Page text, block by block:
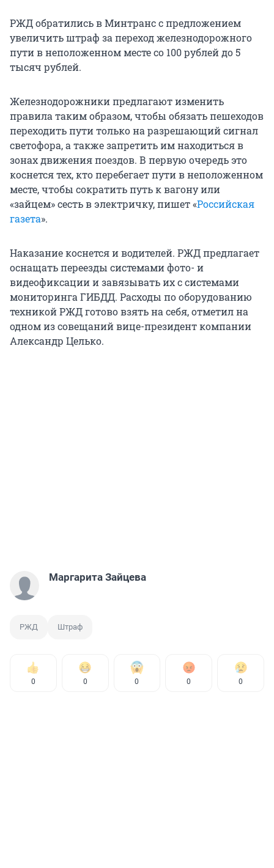
РЖД обратились в Минтранс с предложением
увеличить штраф за переход железнодорожного
пути в неположенном месте со 100 рублей до 5
тысяч рублей.
Железнодорожники предлагают изменить
правила таким образом, чтобы обязать пешеходов
переходить пути только на разрешающий сигнал
светофора, а также запретить им находиться в
зонах движения поездов. В первую очередь это
коснется тех, кто перебегает пути в неположенном
месте, чтобы сократить путь к вагону или
«зайцем» сесть в электричку, пишет «Российская
газета».
Наказание коснется и водителей. РЖД предлагает
оснащать переезды системами фото- и
видеофиксации и завязывать их с системами
мониторинга ГИБДД. Расходы по оборудованию
техникой РЖД готово взять на себя, отметил на
одном из совещаний вице-президент компании
Александр Целько.
Маргарита Зайцева
РЖД Штраф
0 0 0 0 0